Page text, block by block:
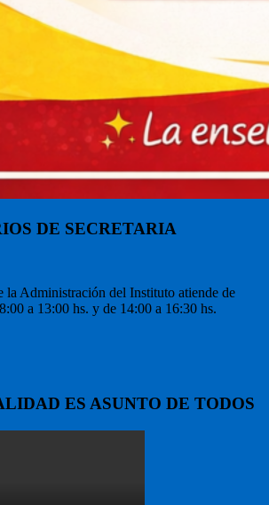
DE SECRETARIA
la Administración del Instituto atiende de
a 13:00 hs. y de 14:00 a 16:30 hs.
ES ASUNTO DE TODOS